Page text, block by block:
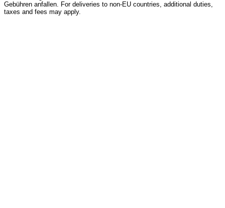
Gebühren anfallen. For deliveries to non-EU countries, additional duties,
taxes and fees may apply.